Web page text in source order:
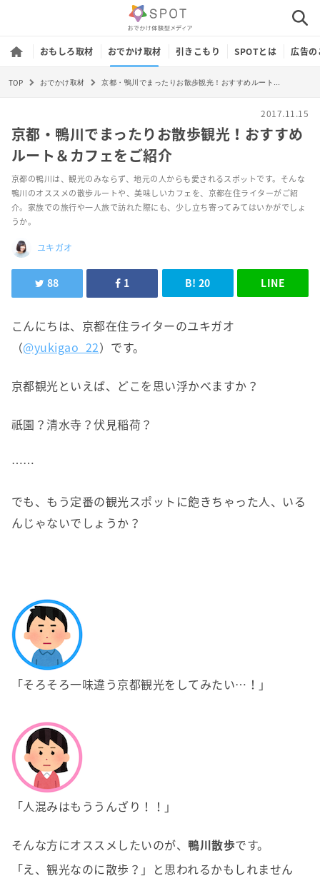
おもしろ取材 おでかけ取材 引きこもり SPOTとは 広告
TOP おでかけ取材
2017.11.15
京都・鴨川でまったりお散歩観光！おすすめ
ルート＆カフェをご紹介
京都の鴨川は、観光のみならず、地元の人からも愛されるスポットです。そんな
鴨川のオススメの散歩ルートや、美味しいカフェを、京都在住ライターがご紹
介。家族での旅行や一人旅で訪れた際にも、少し立ち寄ってみてはいかがでしょ
うか。
ユキガオ
88 1 B! 20 LINE
こんにちは、京都在住ライターのユキガオ
（@yukigao_22）です。
京都観光といえば、どこを思い浮かべますか？
祇園？清水寺？伏見稲荷？
……
でも、もう定番の観光スポットに飽きちゃった人、いる
んじゃないでしょうか？
「そろそろ一味違う京都観光をしてみたい…！」
「人混みはもううんざり！！」
そんな方にオススメしたいのが、 鴨川散歩です。
「え、観光なのに散歩？」と思われるかもしれません